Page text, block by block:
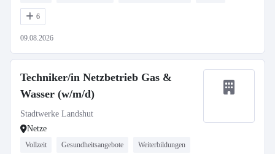
6
09.08.2026
Techniker/in Netzbetrieb Gas &
Wasser (w/m/d)
Stadtwerke Landshut
Netze
Vollzeit Gesundheitsangebote Weiterbildungen